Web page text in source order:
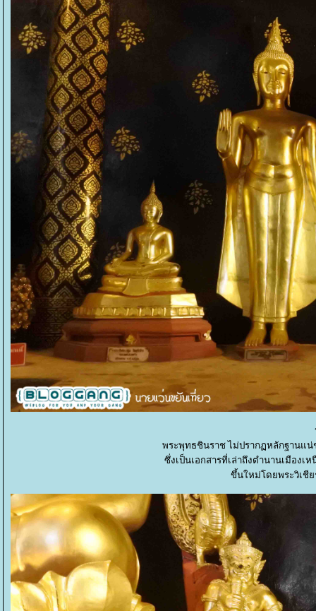
พระพุทธชินราช ไม่ปรากฏหลักฐานแ
ซึ่งเป็นเอกสารที่เล่าถึงตำนานเมืองเ
ขึ้นใหม่โดยพระวิเชีย